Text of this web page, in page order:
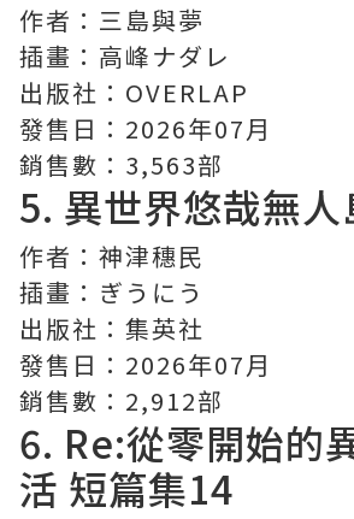
作者：三島與夢
插畫：高峰ナダレ
出版社：OVERLAP
發售日：2026年07月
銷售數：3,563部
5. 異世界悠哉無人
作者：神津穗民
插畫：ぎうにう
出版社：集英社
發售日：2026年07月
銷售數：2,912部
6. Re:從零開始的
活 短篇集14